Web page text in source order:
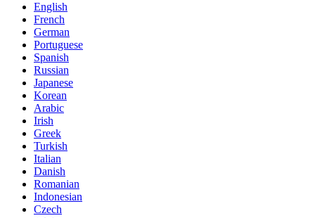
English
French
German
Portuguese
Spanish
Russian
Japanese
Korean
Arabic
Irish
Greek
Turkish
Italian
Danish
Romanian
Indonesian
Czech